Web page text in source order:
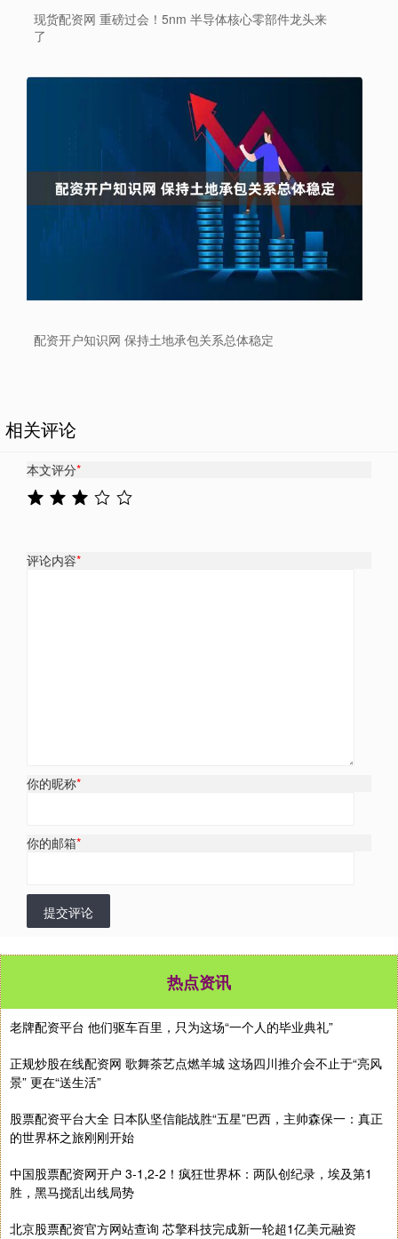
现货配资网 重磅过会！5nm 半导体核心零部件龙头来
了
配资开户知识网 保持土地承包关系总体稳定
相关评论
本文评分*
评论内容*
你的昵称*
你的邮箱*
提交评论
热点资讯
老牌配资平台 他们驱车百里，只为这场“一个人的毕业典礼”
正规炒股在线配资网 歌舞茶艺点燃羊城 这场四川推介会不止于“亮风
景” 更在“送生活”
股票配资平台大全 日本队坚信能战胜“五星”巴西，主帅森保一：真正
的世界杯之旅刚刚开始
中国股票配资网开户 3-1,2-2！疯狂世界杯：两队创纪录，埃及第1
胜，黑马搅乱出线局势
北京股票配资官方网站查询 芯擎科技完成新一轮超1亿美元融资